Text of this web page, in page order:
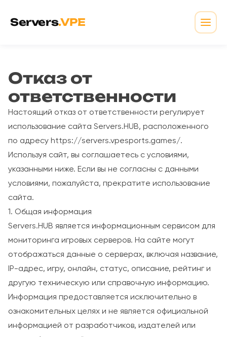
Servers.VPE
Отказ от
ответственности
Настоящий отказ от ответственности регулирует
использование сайта Servers.HUB, расположенного
по адресу https://servers.vpesports.games/.
Используя сайт, вы соглашаетесь с условиями,
указанными ниже. Если вы не согласны с данными
условиями, пожалуйста, прекратите использование
сайта.
1. Общая информация
Servers.HUB является информационным сервисом для
мониторинга игровых серверов. На сайте могут
отображаться данные о серверах, включая название,
IP-адрес, игру, онлайн, статус, описание, рейтинг и
другую техническую или справочную информацию.
Информация предоставляется исключительно в
ознакомительных целях и не является официальной
информацией от разработчиков, издателей или